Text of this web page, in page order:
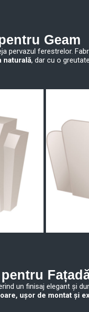
Geam
pervazul ferestrelor.
naturală, dar cu o
un finisaj elegant și
ușor de montat și